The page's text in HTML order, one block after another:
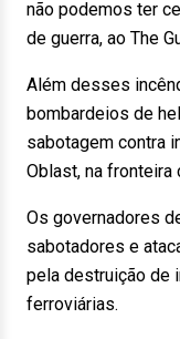
não podemos ter
de guerra, ao The
Além desses
bombardeios de
sabotagem contra
Oblast, na fronteira
Os governadores
sabotadores e
pela destruição de
ferroviárias.